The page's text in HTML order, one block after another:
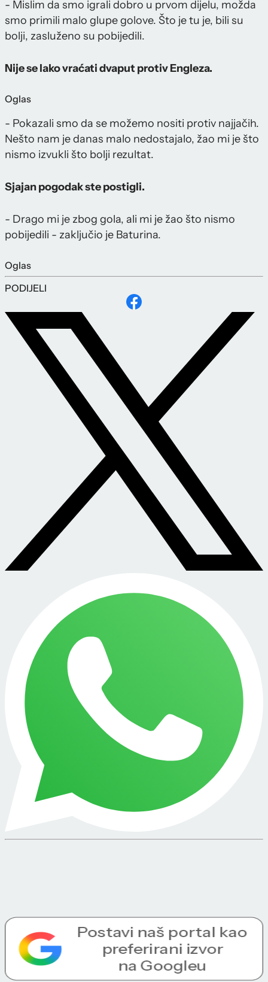
- Mislim da smo igrali dobro u prvom dijelu, možda
smo primili malo glupe golove. Što je tu je, bili su
bolji, zasluženo su pobijedili.
Nije se lako vraćati dvaput protiv Engleza.
Oglas
- Pokazali smo da se možemo nositi protiv najjačih.
Nešto nam je danas malo nedostajalo, žao mi je što
nismo izvukli što bolji rezultat.
Sjajan pogodak ste postigli.
- Drago mi je zbog gola, ali mi je žao što nismo
pobijedili - zaključio je Baturina.
Oglas
PODIJELI